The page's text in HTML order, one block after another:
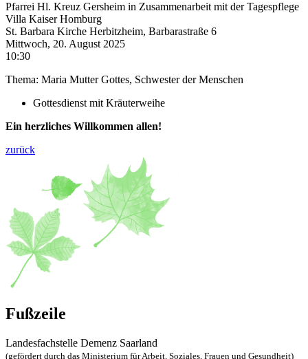
Pfarrei Hl. Kreuz Gersheim in Zusammenarbeit mit der Tagespflege
Villa Kaiser Homburg
St. Barbara Kirche Herbitzheim, Barbarastraße 6
Mittwoch, 20. August 2025
10:30
Thema: Maria Mutter Gottes, Schwester der Menschen
Gottesdienst mit Kräuterweihe
Ein herzliches Willkommen allen!
zurück
Fußzeile
Landesfachstelle Demenz Saarland
(gefördert durch das Ministerium für Arbeit, Soziales, Frauen und Gesundheit)